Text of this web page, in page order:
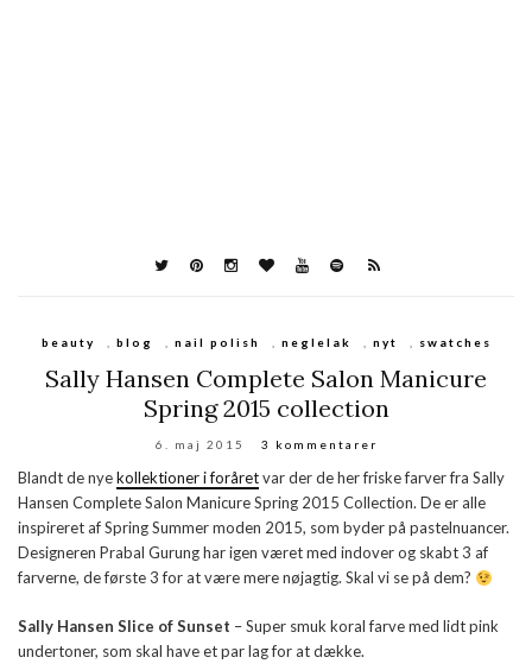
beauty , blog , nail polish , neglelak , nyt , swatches
Sally Hansen Complete Salon Manicure
Spring 2015 collection
6. maj 2015 3 kommentarer
Blandt de nyekollektioner i foråretvar der de her friske farver fra Sally
Hansen Complete Salon Manicure Spring 2015 Collection. De er alle
inspireret af Spring Summer moden 2015, som byder på pastelnuancer.
Designeren Prabal Gurung har igen været med indover og skabt 3 af
farverne, de første 3 for at være mere nøjagtig. Skal vi se på dem?
Sally Hansen Slice of Sunset – Super smuk koral farve med lidt pink
undertoner, som skal have et par lag for at dække.